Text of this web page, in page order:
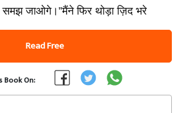
समझ जाओगे।”मैंने फिर थोड़ा ज़िद भरे
Read Free
Book On: